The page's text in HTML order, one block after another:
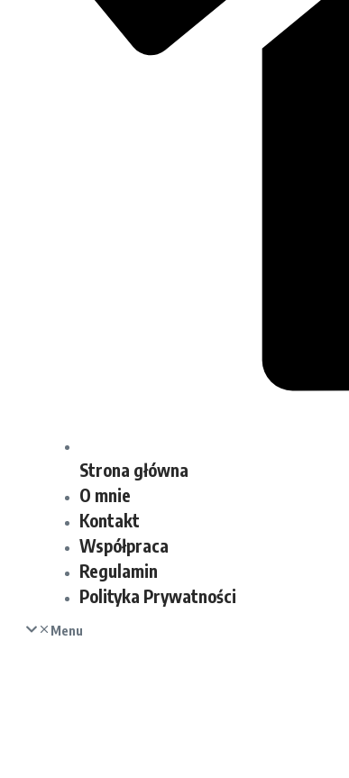
Strona główna
O mnie
Kontakt
Współpraca
Regulamin
Polityka Prywatności
Menu